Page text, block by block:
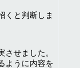
くと判断しま
させました。
ように内容を